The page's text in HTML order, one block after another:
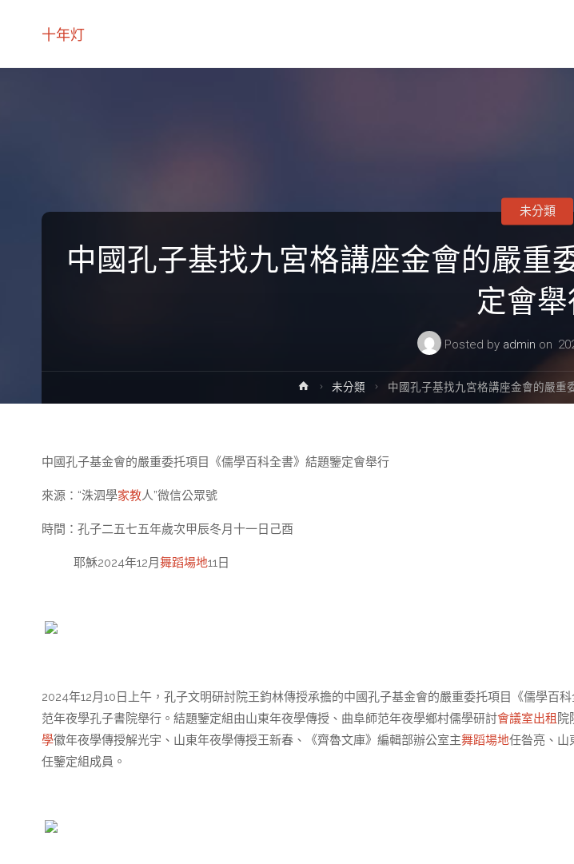
十年灯
中國孔子基找九宮格講座金會的嚴重
定會舉
Posted by admin on
未分類
Home未分類 中國孔子基找九宮格講座金會的嚴重
中國孔子基金會的嚴重委托項目《儒學百科全書》結題鑒定會舉行
來源：“洙泗學家教人”微信公眾號
時間：孔子二五七五年歲次甲辰冬月十一日己酉
耶穌2024年12月 舞蹈場地11日
2024年12月10日上午，孔子文明研討院王鈞林傳授承擔的中國孔子基金會的嚴重委托項目《儒學百
范年夜學孔子書院舉行。結題鑒定組由山東年夜學傳授、曲阜師范年夜學鄉村儒學研討會議室出租 院
學徽年夜學傳授解光宇、山東年夜學傳授王新春、《齊魯文庫》編輯部辦公室主舞蹈場地任昝亮、山
任鑒定組成員。